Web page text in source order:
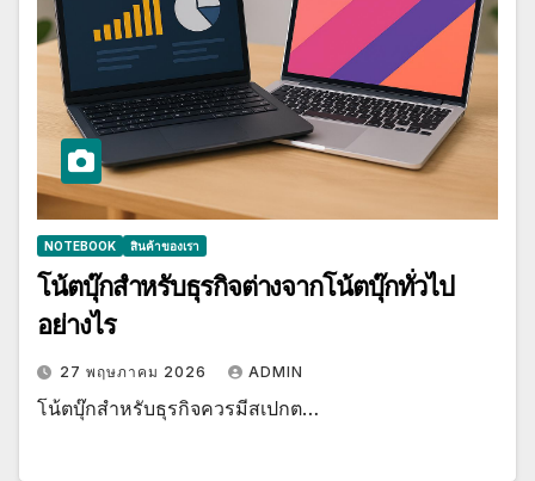
NOTEBOOK สินค้าของเรา
โน้ตบุ๊กสำหรับธุรกิจต่างจากโน้ตบุ๊กทั่วไป
อย่างไร
27 พฤษภาคม 2026 ADMIN
โน้ตบุ๊กสำหรับธุรกิจควรมีสเปกต…